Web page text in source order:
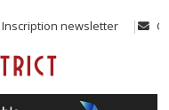
Inscription newsletter